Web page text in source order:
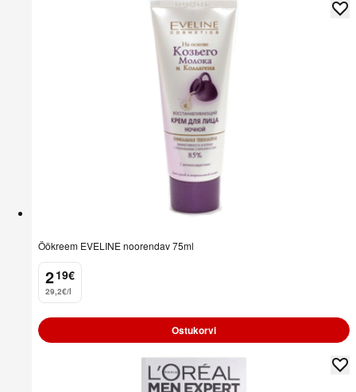
Öökreem EVELINE noorendav 75ml
2
. 19€
29,2€/l
Ostukorvi